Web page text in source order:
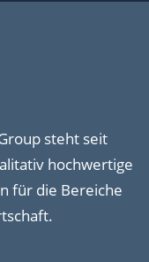
steht seit
hochwertige
für die Bereiche